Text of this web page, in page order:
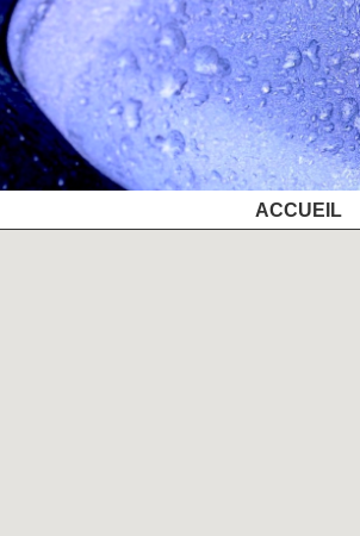
ACCUEIL